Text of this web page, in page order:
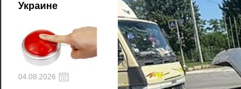
Украине
04.08.2026